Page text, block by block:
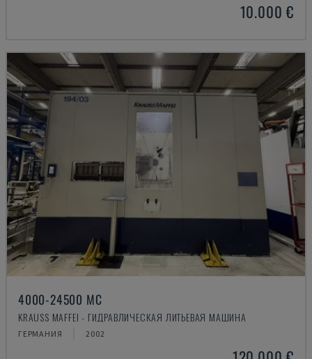
10.000 €
4000-24500 MC
KRAUSS MAFFEI - ГИДРАВЛИЧЕСКАЯ ЛИТЬЕВАЯ МАШИНА
ГЕРМАНИЯ 2002